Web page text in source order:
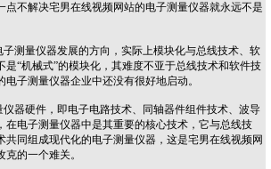
点不解决宅男在线视频网站的电子测量仪器就永远不是
测量仪器发展的方向，实际上模块化与总线技术、软
“机械式”的模块化，其难度不亚于总线技术和软件技
电子测量仪器企业中还没有很好地启动。
硬件，即电子电路技术、同轴器件组件技术、波导
在电子测量仪器中是其重要的核心技术，它与总线技
术共同组成现代化的电子测量仪器，这是宅男在线视频网
的一个难关。